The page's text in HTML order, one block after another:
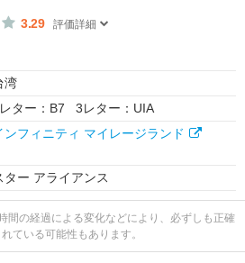
3.29 評価詳細
湾
ター：B7 3レター：UIA
ンフィニティ マイレージランド
ター アライアンス
間の経過による変化などにより、必ずしも正確
ている可能性もあります。